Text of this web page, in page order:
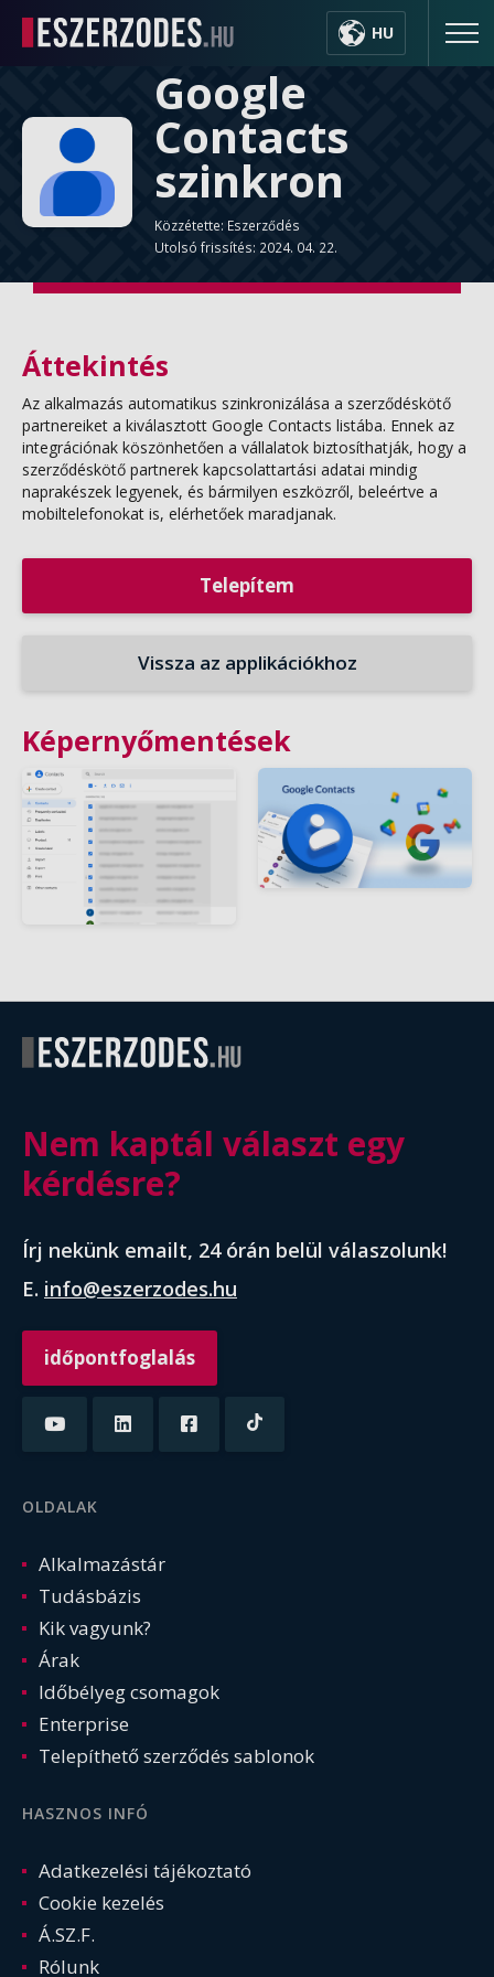
HU
Google
Contacts
szinkron
Közzétette: Eszerződés
Utolsó frissítés: 2024. 04. 22.
Áttekintés
Az alkalmazás automatikus szinkronizálása a szerződéskötő
partnereiket a kiválasztott Google Contacts listába. Ennek az
integrációnak köszönhetően a vállalatok biztosíthatják, hogy a
szerződéskötő partnerek kapcsolattartási adatai mindig
naprakészek legyenek, és bármilyen eszközről, beleértve a
mobiltelefonokat is, elérhetőek maradjanak.
Telepítem
Vissza az applikációkhoz
Képernyőmentések
Nem kaptál választ egy
kérdésre?
Írj nekünk emailt, 24 órán belül válaszolunk!
E. info@eszerzodes.hu
időpontfoglalás
OLDALAK
Alkalmazástár
Tudásbázis
Kik vagyunk?
Árak
Időbélyeg csomagok
Enterprise
Telepíthető szerződés sablonok
HASZNOS INFÓ
Adatkezelési tájékoztató
Cookie kezelés
Á.SZ.F.
Rólunk